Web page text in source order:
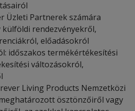
Üzleti Partnerek számára
rendezvényekről,
előadásokról
időszakos termékértékesítési
változásokról,
Living Products Nemzetközi
ösztönzőiről vagy